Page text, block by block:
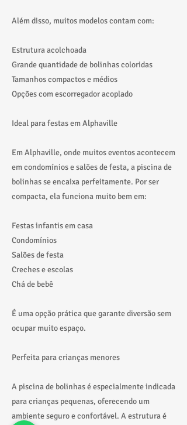
Além disso, muitos modelos contam com:
Estrutura acolchoada
Grande quantidade de bolinhas coloridas
Tamanhos compactos e médios
Opções com escorregador acoplado
Ideal para festas em Alphaville
Em Alphaville, onde muitos eventos acontecem
em condomínios e salões de festa, a piscina de
bolinhas se encaixa perfeitamente. Por ser
compacta, ela funciona muito bem em:
Festas infantis em casa
Condomínios
Salões de festa
Creches e escolas
Chá de bebê
É uma opção prática que garante diversão sem
ocupar muito espaço.
Perfeita para crianças menores
A piscina de bolinhas é especialmente indicada
para crianças pequenas, oferecendo um
ambiente seguro e confortável. A estrutura é